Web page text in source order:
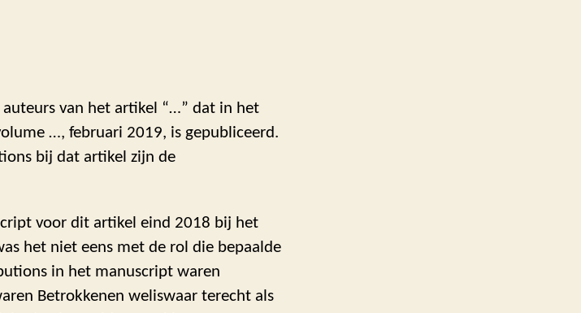
van het artikel “…” dat in het
…, februari 2019, is gepubliceerd.
bij dat artikel zijn de
voor dit artikel eind 2018 bij het
het niet eens met de rol die bepaalde
in het manuscript waren
Betrokkenen weliswaar terecht als